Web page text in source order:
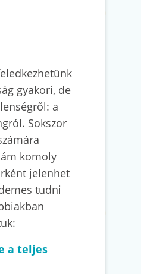
gyakori, de
a
Sokszor
komoly
jelenhet
tudni
a teljes